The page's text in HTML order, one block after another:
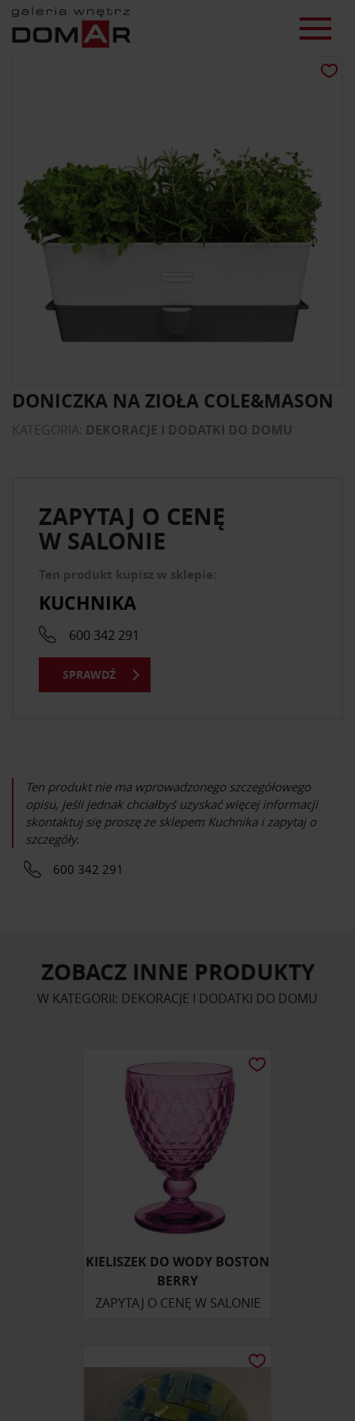
DONICZKA NA ZIOŁA COLE&MASON
KATEGORIA: DEKORACJE I DODATKI DO DOMU
Ten produkt nie ma wprowadzonego szczegółowego
opisu, jeśli jednak chciałbyś uzyskać więcej informacji
skontaktuj się proszę ze sklepem Kuchnikai zapytaj o
szczegóły.
600 342 291
ZAPYTAJ O CENĘ
W SALONIE
Ten produkt kupisz w sklepie:
KUCHNIKA
600 342 291
SPRAWDŹ
ZOBACZ INNE PRODUKTY
W KATEGORII: DEKORACJE I DODATKI DO DOMU
KIELISZEK DO WODY BOSTON
BERRY
ZAPYTAJ O CENĘ W SALONIE